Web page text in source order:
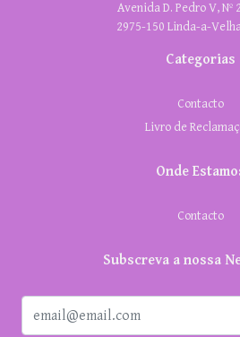
Avenida D. Pedro V, Nº
2975-150 Linda-a-
Categorias
Contacto
Livro de
Onde
Contacto
Subscreva a nossa